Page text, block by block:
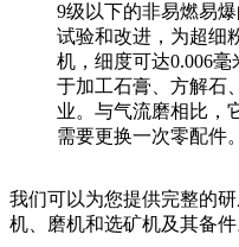
9级以下的非易燃易
试验和改进，为超细
机，细度可达0.006
于加工石膏、方解石
业。与气流磨相比，
需要更换一次零配件
我们可以为您提供完整的
机、磨机和选矿机及其备件